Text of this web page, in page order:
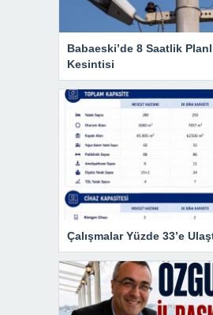
Babaeski’de 8 Saatlik
Kesintisi
Çalışmalar Yüzde 33’e